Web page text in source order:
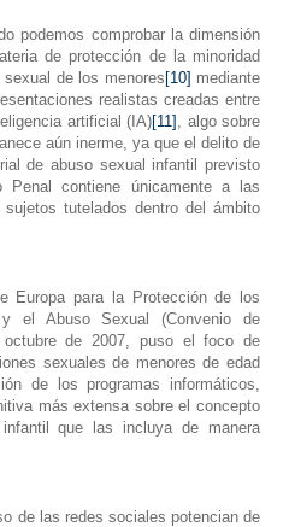
podemos comprobar la dimensión
de protección de la minoridad
de los menores[10] mediante
realistas creadas entre
artificial (IA)[11] , algo sobre
aún inerme, ya que el delito de
de abuso sexual infantil previsto
contiene únicamente a las
tutelados dentro del ámbito
Europa para la Protección de los
el Abuso Sexual (Convenio de
de 2007, puso el foco de
sexuales de menores de edad
de los programas informáticos,
más extensa sobre el concepto
que las incluya de manera
de las redes sociales potencian de